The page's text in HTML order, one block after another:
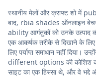
स्थानीय मेलों और क्राफ्ट शो में
बाद, rbia shades ऑनलाइन
ability आगंतुकों को उनके उत्पाद
एक आकर्षक तरीके से दिखाने के
लिए पर्याप्त समाधान नहीं
different options की कोशिश
साइट का एक हिस्सा थे, और वे भद्दे